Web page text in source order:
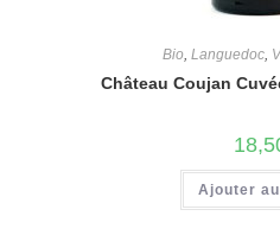
Bio, Languedoc,
Château Coujan
Ajouter